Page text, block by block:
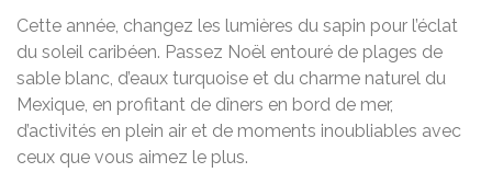
Cette année, changez les lumières du sapin pour l’éclat
du soleil caribéen. Passez Noël entouré de plages de
sable blanc, d’eaux turquoise et du charme naturel du
Mexique, en profitant de dîners en bord de mer,
d’activités en plein air et de moments inoubliables avec
ceux que vous aimez le plus.